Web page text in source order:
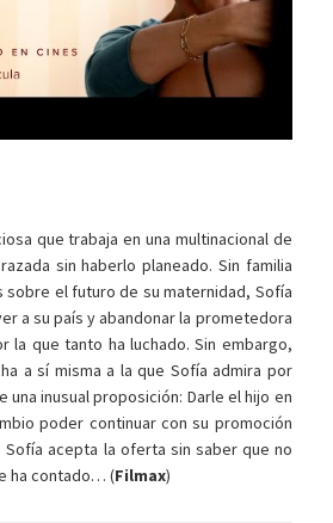
que trabaja en una multinacional de
sin haberlo planeado. Sin familia
sobre el futuro de su maternidad, Sofía
a su país y abandonar la prometedora
la que tanto ha luchado. Sin embargo,
a sí misma a la que Sofía admira por
una inusual proposición: Darle el hijo en
poder continuar con su promoción
acepta la oferta sin saber que no
ha contado… (Filmax)